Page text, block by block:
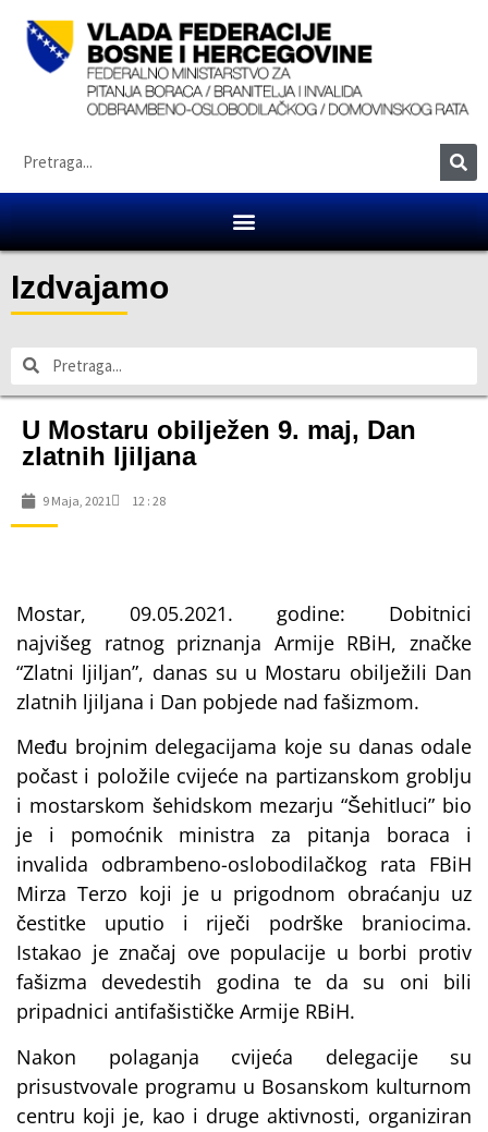
Izdvajamo
U Mostaru obilježen 9. maj, Dan
zlatnih ljiljana
9 Maja, 2021 12 : 28
Mostar, 09.05.2021. godine: Dobitnici
najvišeg ratnog priznanja Armije RBiH, značke
“Zlatni ljiljan”, danas su u Mostaru obilježili Dan
zlatnih ljiljana i Dan pobjede nad fašizmom.
Među brojnim delegacijama koje su danas odale
počast i položile cvijeće na partizanskom groblju
i mostarskom šehidskom mezarju “Šehitluci” bio
je i pomoćnik ministra za pitanja boraca i
invalida odbrambeno-oslobodilačkog rata FBiH
Mirza Terzo koji je u prigodnom obraćanju uz
čestitke uputio i riječi podrške braniocima.
Istakao je značaj ove populacije u borbi protiv
fašizma devedestih godina te da su oni bili
pripadnici antifašističke Armije RBiH.
Nakon polaganja cvijeća delegacije su
prisustvovale programu u Bosanskom kulturnom
centru koji je, kao i druge aktivnosti, organiziran